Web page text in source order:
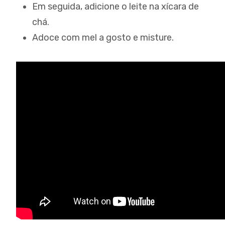
Em seguida, adicione o leite na xícara de
chá.
Adoce com mel a gosto e misture.